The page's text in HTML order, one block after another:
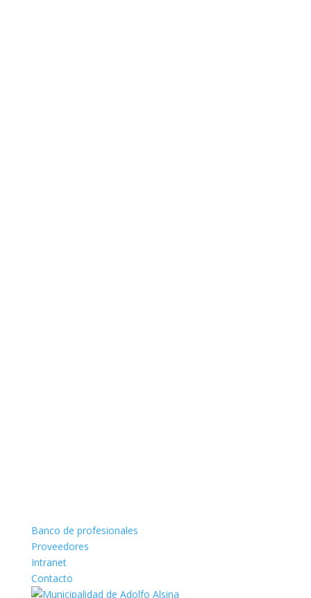
Banco de profesionales
Proveedores
Intranet
Contacto